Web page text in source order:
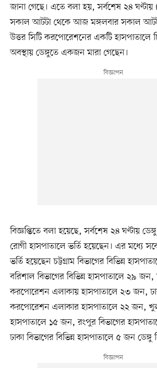
জানা গেছে। এতে বলা হয়, সর্বশেষ ২৪
সকাল আটটা থেকে আজ মঙ্গলবার সকাল আটটা
উত্তর সিটি করপোরেশনের একটি হাসপাতালে
অবস্থায় ডেঙ্গুতে একজন মারা গেছেন।
বিজ্ঞপ্তিতে বলা হয়েছে, সর্বশেষ ২৪ ঘণ্টায়
রোগী হাসপাতালে ভর্তি হয়েছেন। এর মধ্যে
ভর্তি হয়েছেন চট্টগ্রাম বিভাগের বিভিন্ন
বরিশাল বিভাগের বিভিন্ন হাসপাতালে ২৯ জন,
করপোরেশন এলাকায় হাসপাতালে ২৩ জন,
করপোরেশন এলাকার হাসপাতালে ২২ জন,
হাসপাতালে ১৫ জন, রংপুর বিভাগের
ঢাকা বিভাগের বিভিন্ন হাসপাতালে ৫ জন ডেঙ্গু